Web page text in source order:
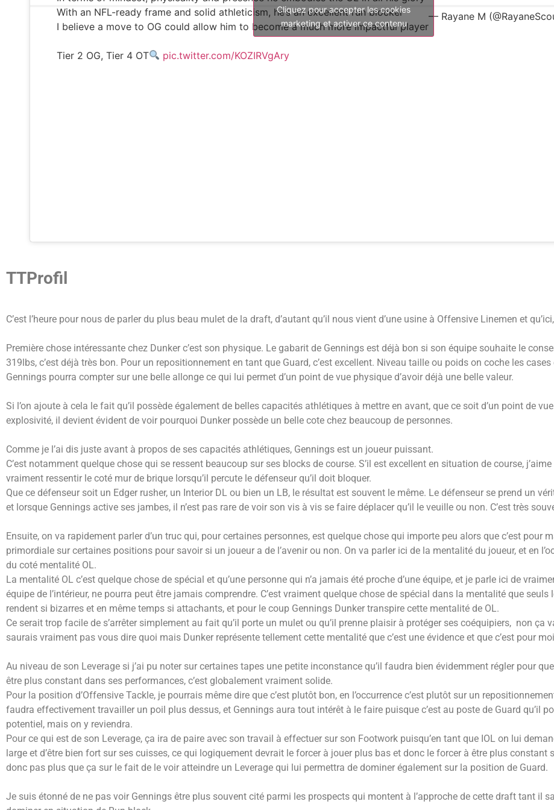
With an NFL-ready frame and solid athleticism, he’s an excellent run blocker
I believe a move to OG could allow him to become a much more impactful player
Tier 2 OG, Tier 4 OT pic.twitter.com/KOZIRVgAry
— Rayane M
Cliquez pour accepter les cookies
marketing et activer ce contenu
TTProfil
C’est l’heure pour nous de parler du plus beau mulet de la draft, d’autant qu’il nous vient d’une usine à Offensive Linemen et
Première chose intéressante chez Dunker c’est son physique. Le gabarit de Gennings est déjà bon si son équipe souhaite le
319lbs, c’est déjà très bon. Pour un repositionnement en tant que Guard, c’est excellent. Niveau taille ou poids on coche les
Gennings pourra compter sur une belle allonge ce qui lui permet d’un point de vue physique d’avoir déjà une belle valeur.
Si l’on ajoute à cela le fait qu’il possède également de belles capacités athlétiques à mettre en avant, que ce soit d’un point de
explosivité, il devient évident de voir pourquoi Dunker possède un belle cote chez beaucoup de personnes.
Comme je l’ai dis juste avant à propos de ses capacités athlétiques, Gennings est un joueur puissant.
C’est notamment quelque chose qui se ressent beaucoup sur ses blocks de course. S’il est excellent en situation de course,
vraiment ressentir le coté mur de brique lorsqu’il percute le défenseur qu’il doit bloquer.
Que ce défenseur soit un Edger rusher, un Interior DL ou bien un LB, le résultat est souvent le même. Le défenseur se prend un
et lorsque Gennings active ses jambes, il n’est pas rare de voir son vis à vis se faire déplacer qu’il le veuille ou non. C’est très
Ensuite, on va rapidement parler d’un truc qui, pour certaines personnes, est quelque chose qui importe peu alors que c’est pour
primordiale sur certaines positions pour savoir si un joueur a de l’avenir ou non. On va parler ici de la mentalité du joueur, et en
du coté mentalité OL.
La mentalité OL c’est quelque chose de spécial et qu’une personne qui n’a jamais été proche d’une équipe, et je parle ici de
équipe de l’intérieur, ne pourra peut être jamais comprendre. C’est vraiment quelque chose de spécial dans la mentalité que seuls
rendent si bizarres et en même temps si attachants, et pour le coup Gennings Dunker transpire cette mentalité de OL.
Ce serait trop facile de s’arrêter simplement au fait qu’il porte un mulet ou qu’il prenne plaisir à protéger ses coéquipiers, non ça
saurais vraiment pas vous dire quoi mais Dunker représente tellement cette mentalité que c’est une évidence et que c’est pour
Au niveau de son Leverage si j’ai pu noter sur certaines tapes une petite inconstance qu’il faudra bien évidemment régler pour
être plus constant dans ses performances, c’est globalement vraiment solide.
Pour la position d’Offensive Tackle, je pourrais même dire que c’est plutôt bon, en l’occurrence c’est plutôt sur un
faudra effectivement travailler un poil plus dessus, et Gennings aura tout intérêt à le faire puisque c’est au poste de Guard qu’il
potentiel, mais on y reviendra.
Pour ce qui est de son Leverage, ça ira de paire avec son travail à effectuer sur son Footwork puisqu’en tant que IOL on lui
large et d’être bien fort sur ses cuisses, ce qui logiquement devrait le forcer à jouer plus bas et donc le forcer à être plus constant
donc pas plus que ça sur le fait de le voir atteindre un Leverage qui lui permettra de dominer également sur la position de Guard.
Je suis étonné de ne pas voir Gennings être plus souvent cité parmi les prospects qui montent à l’approche de cette draft tant il